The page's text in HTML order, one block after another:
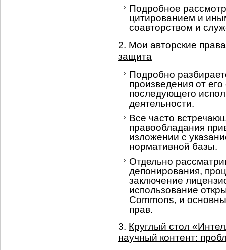
Подробное
цитированием и
соавторством и
2. Мои авторские
защита
Подробно
произведения от
последующего
деятельности.
Все часто
правообладания
изложении с
нормативной базы.
Отдельно
депонирования,
заключение
использование
Commons, и
прав.
3. Круглый стол
научный контент: